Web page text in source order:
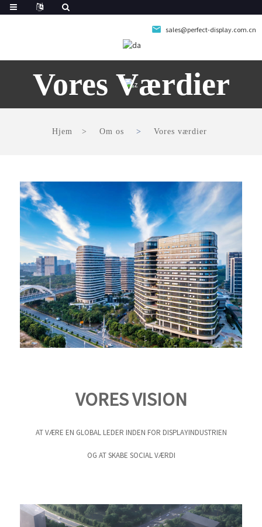
sales@perfect-display.com.cn
Vores Værdier
Hjem Om os Vores værdier
VORES VISION
AT VÆRE EN GLOBAL LEDER INDEN FOR DISPLAYINDUSTRIEN
OG AT SKABE SOCIAL VÆRDI